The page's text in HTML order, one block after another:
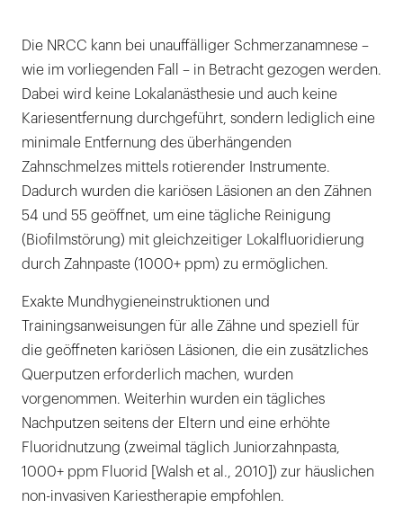
Die NRCC kann bei unauffälliger Schmerzanamnese –
wie im vorliegenden Fall – in Betracht gezogen werden.
Dabei wird keine Lokalanästhesie und auch keine
Kariesentfernung durchgeführt, sondern lediglich eine
minimale Entfernung des überhängenden
Zahnschmelzes mittels rotierender Instrumente.
Dadurch wurden die kariösen Läsionen an den Zähnen
54 und 55 geöffnet, um eine tägliche Reinigung
(Biofilmstörung) mit gleichzeitiger Lokalfluoridierung
durch Zahnpaste (1000+ ppm) zu ermöglichen.
Exakte Mundhygieneinstruktionen und
Trainingsanweisungen für alle Zähne und speziell für
die geöffneten kariösen Läsionen, die ein zusätzliches
Querputzen erforderlich machen, wurden
vorgenommen. Weiterhin wurden ein tägliches
Nachputzen seitens der Eltern und eine erhöhte
Fluoridnutzung (zweimal täglich Juniorzahnpasta,
1000+ ppm Fluorid [Walsh et al., 2010]) zur häuslichen
non-invasiven Kariestherapie empfohlen.